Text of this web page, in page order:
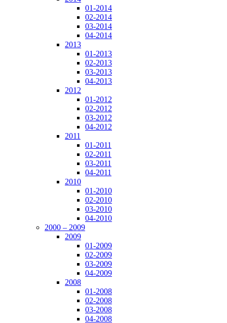
01-2014
02-2014
03-2014
04-2014
2013
01-2013
02-2013
03-2013
04-2013
2012
01-2012
02-2012
03-2012
04-2012
2011
01-2011
02-2011
03-2011
04-2011
2010
01-2010
02-2010
03-2010
04-2010
2000 – 2009
2009
01-2009
02-2009
03-2009
04-2009
2008
01-2008
02-2008
03-2008
04-2008